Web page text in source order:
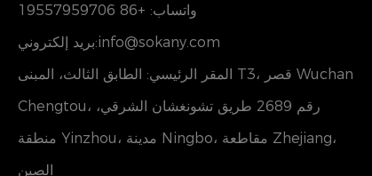
واتساب: +86 19557959706
بريد إلكتروني:info@sokany.com
المقر الرئيسي: الطابق الثالث، المبنى T3، قصر Wuchan
Chengtou، رقم 2689 طريق تشونغشان الشرقي،
منطقة Yinzhou، مدينة Ningbo، مقاطعة Zhejiang،
الصين